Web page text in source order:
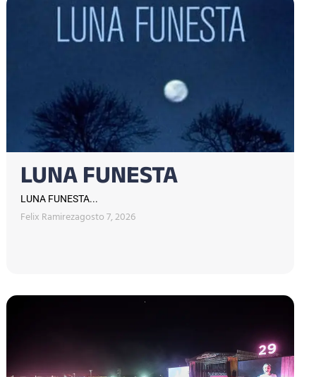
LUNA FUNESTA
LUNA FUNESTA...
Felix Ramirezagosto 7, 2026